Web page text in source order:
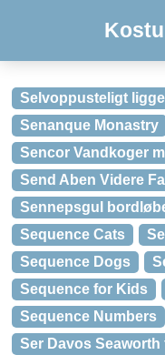
Selvoppusteligt
Senanque Monastry
Sencor Vandkoger
Send Aben Videre
Sennepsgul
Sequence Cats
Sequence Dogs
Sequence for Kids
Sequence Numbers
Ser Davos